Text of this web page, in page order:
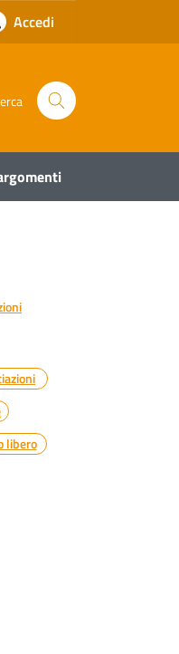
Accedi
libero